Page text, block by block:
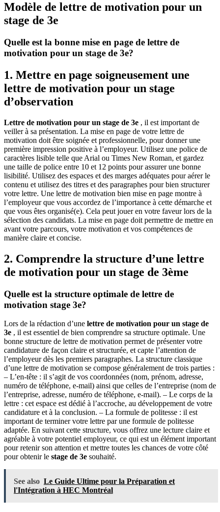
Modèle de lettre de motivation pour un
stage de 3e
Quelle est la bonne mise en page de lettre de
motivation pour un stage de 3e?
1. Mettre en page soigneusement une
lettre de motivation pour un stage
d’observation
Lettre de motivation pour un stage de 3e , il est important de
veiller à sa présentation. La mise en page de votre lettre de
motivation doit être soignée et professionnelle, pour donner une
première impression positive à l’employeur. Utilisez une police de
caractères lisible telle que Arial ou Times New Roman, et gardez
une taille de police entre 10 et 12 points pour assurer une bonne
lisibilité. Utilisez des espaces et des marges adéquates pour aérer le
contenu et utilisez des titres et des paragraphes pour bien structurer
votre lettre. Une lettre de motivation bien mise en page montre à
l’employeur que vous accordez de l’importance à cette démarche et
que vous êtes organisé(e). Cela peut jouer en votre faveur lors de la
sélection des candidats. La mise en page doit permettre de mettre en
avant votre parcours, votre motivation et vos compétences de
manière claire et concise.
2. Comprendre la structure d’une lettre
de motivation pour un stage de 3ème
Quelle est la structure optimale de lettre de
motivation stage 3e?
Lors de la rédaction d’une lettre de motivation pour un stage de
3e , il est essentiel de bien comprendre sa structure optimale. Une
bonne structure de lettre de motivation permet de présenter votre
candidature de façon claire et structurée, et capte l’attention de
l’employeur dès les premiers paragraphes. La structure classique
d’une lettre de motivation se compose généralement de trois parties :
– L’en-tête : il s’agit de vos coordonnées (nom, prénom, adresse,
numéro de téléphone, e-mail) ainsi que celles de l’entreprise (nom de
l’entreprise, adresse, numéro de téléphone, e-mail). – Le corps de la
lettre : cet espace est dédié à l’accroche, au développement de votre
candidature et à la conclusion. – La formule de politesse : il est
important de terminer votre lettre par une formule de politesse
adaptée. En suivant cette structure, vous offrez une lecture claire et
agréable à votre potentiel employeur, ce qui est un élément important
pour retenir son attention et mettre toutes les chances de votre côté
pour obtenir le stage de 3e souhaité.
See also Le Guide Ultime pour la Préparation et
l'Intégration à HEC Montréal